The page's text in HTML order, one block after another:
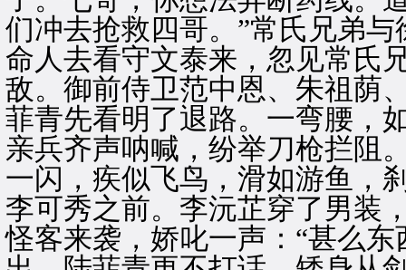
们冲去抢救四哥。”常氏兄弟
命人去看守文泰来，忽见常氏
敌。御前侍卫范中恩、朱祖荫
菲青先看明了退路。一弯腰，
亲兵齐声呐喊，纷举刀枪拦阻
一闪，疾似飞鸟，滑如游鱼，
李可秀之前。李沅芷穿了男装
怪客来袭，娇叱一声：“甚么